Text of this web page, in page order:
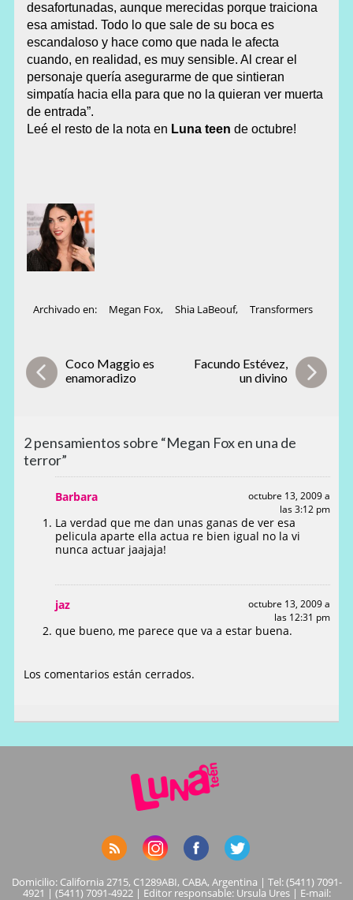
desafortunadas, aunque merecidas porque traiciona
esa amistad. Todo lo que sale de su boca es
escandaloso y hace como que nada le afecta
cuando, en realidad, es muy sensible. Al crear el
personaje quería asegurarme de que sintieran
simpatía hacia ella para que no la quieran ver muerta
de entrada”.
Leé el resto de la nota en Luna teen de octubre!
Archivado en: Megan Fox, Shia LaBeouf, Transformers
Coco Maggio es
enamoradizo
Facundo Estévez,
un divino
2 pensamientos sobre “Megan Fox en una de
terror”
Barbara
octubre 13, 2009 a
las 3:12 pm
La verdad que me dan unas ganas de ver esa
pelicula aparte ella actua re bien igual no la vi
nunca actuar jaajaja!
jaz
octubre 13, 2009 a
las 12:31 pm
que bueno, me parece que va a estar buena.
Los comentarios están cerrados.
Domicilio: California 2715, C1289ABI, CABA, Argentina | Tel: (5411) 7091-
4921 | (5411) 7091-4922 | Editor responsable: Ursula Ures | E-mail: